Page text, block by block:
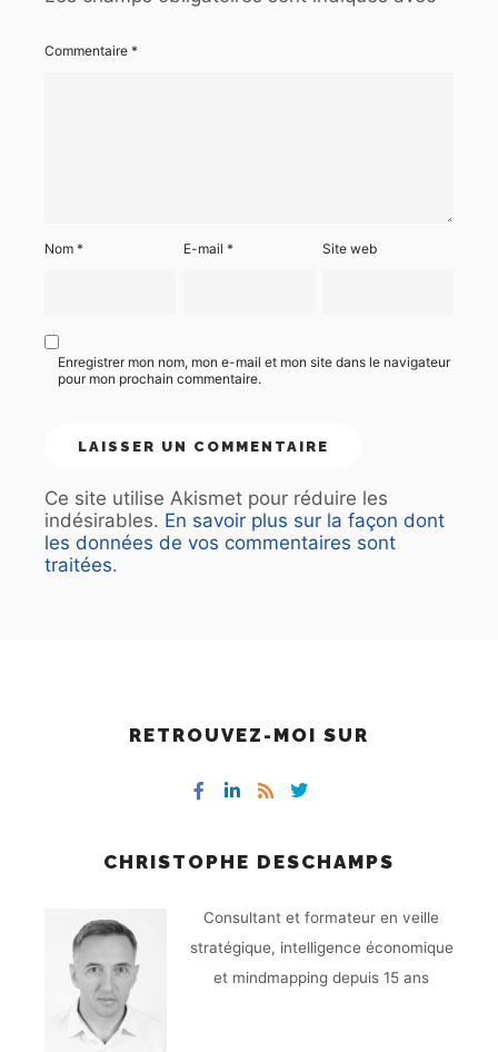
Commentaire *
Nom * E-mail* Site web
Enregistrer mon nom, mon e-mail et mon site dans le navigateur
pour mon prochain commentaire.
Ce site utilise Akismet pour réduire les
indésirables. En savoir plus sur la façon dont
les données de vos commentaires sont
traitées.
RETROUVEZ-MOI SUR
CHRISTOPHE DESCHAMPS
Consultant et formateur en veille
stratégique, intelligence économique
et mindmapping depuis 15 ans